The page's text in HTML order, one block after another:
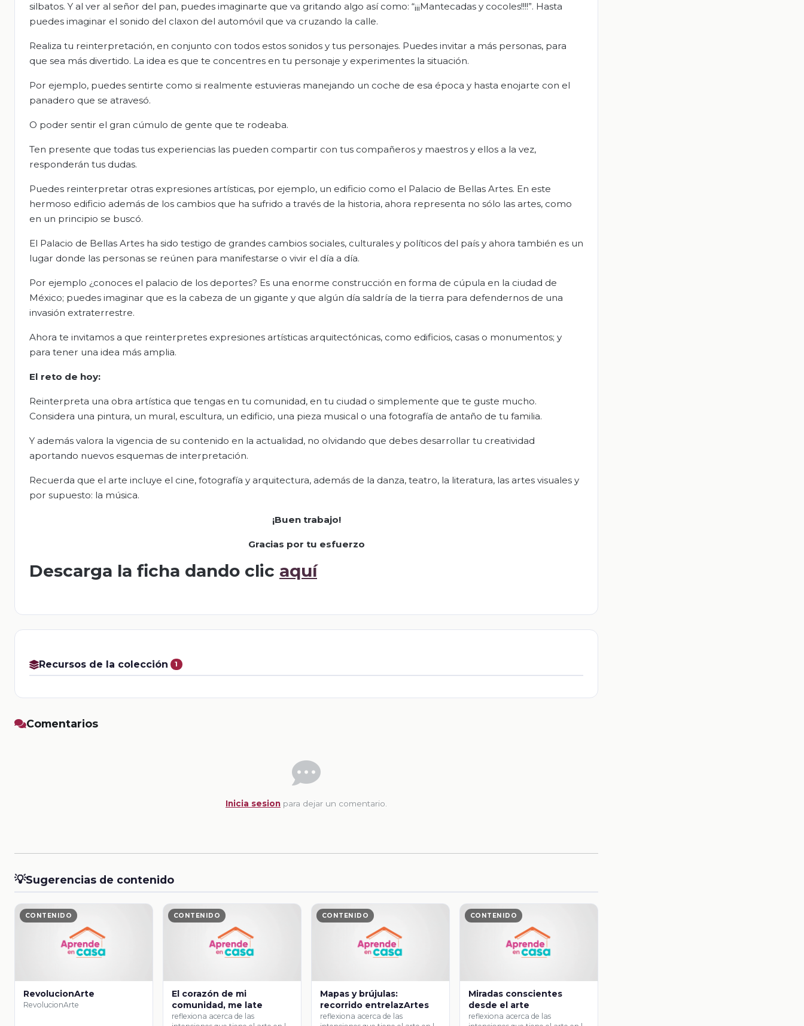
silbatos. Y al ver al señor del pan, puedes imaginarte que va gritando algo así como: “¡¡¡Mantecadas y cocoles!!!!”. Hasta
puedes imaginar el sonido del claxon del automóvil que va cruzando la calle.
Realiza tu reinterpretación, en conjunto con todos estos sonidos y tus personajes. Puedes invitar a más personas, para
que sea más divertido. La idea es que te concentres en tu personaje y experimentes la situación.
Por ejemplo, puedes sentirte como si realmente estuvieras manejando un coche de esa época y hasta enojarte con el
panadero que se atravesó.
O poder sentir el gran cúmulo de gente que te rodeaba.
Ten presente que todas tus experiencias las pueden compartir con tus compañeros y maestros y ellos a la vez,
responderán tus dudas.
Puedes reinterpretar otras expresiones artísticas, por ejemplo, un edificio como el Palacio de Bellas Artes. En este
hermoso edificio además de los cambios que ha sufrido a través de la historia, ahora representa no sólo las artes, como
en un principio se buscó.
El Palacio de Bellas Artes ha sido testigo de grandes cambios sociales, culturales y políticos del país y ahora también es un
lugar donde las personas se reúnen para manifestarse o vivir el día a día.
Por ejemplo ¿conoces el palacio de los deportes? Es una enorme construcción en forma de cúpula en la ciudad de
México; puedes imaginar que es la cabeza de un gigante y que algún día saldría de la tierra para defendernos de una
invasión extraterrestre.
Ahora te invitamos a que reinterpretes expresiones artísticas arquitectónicas, como edificios, casas o monumentos; y
para tener una idea más amplia.
El reto de hoy:
Reinterpreta una obra artística que tengas en tu comunidad, en tu ciudad o simplemente que te guste mucho.
Considera una pintura, un mural, escultura, un edificio, una pieza musical o una fotografía de antaño de tu familia.
Y además valora la vigencia de su contenido en la actualidad, no olvidando que debes desarrollar tu creatividad
aportando nuevos esquemas de interpretación.
Recuerda que el arte incluye el cine, fotografía y arquitectura, además de la danza, teatro, la literatura, las artes visuales y
por supuesto: la música.
¡Buen trabajo!
Gracias por tu esfuerzo
Descarga la ficha dando clic aquí
Recursos de la colección 1
Comentarios
Inicia sesion para dejar un comentario.
💡Sugerencias de contenido
CONTENIDO
RevolucionArte
RevolucionArte
CONTENIDO
El corazón de mi
comunidad, me late
reflexiona acerca de las
CONTENIDO
Mapas y brújulas:
recorrido entrelazArtes
reflexiona acerca de las
CONTENIDO
Miradas conscientes
desde el arte
reflexiona acerca de las